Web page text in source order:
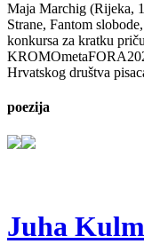
Maja Marchig (Rijeka,
Strane, Fantom
konkursa za kratku
Hrvatskog društva
poezija
Juha